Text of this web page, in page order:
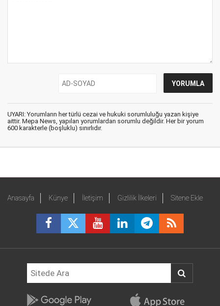
UYARI: Yorumların her türlü cezai ve hukuki sorumluluğu yazan kişiye
aittir. Mepa News, yapılan yorumlardan sorumlu değildir. Her bir yorum
600 karakterle (boşluklu) sınırlıdır.
Anasayfa Künye İletişim Gizlilik İlkeleri Sitene Ekle